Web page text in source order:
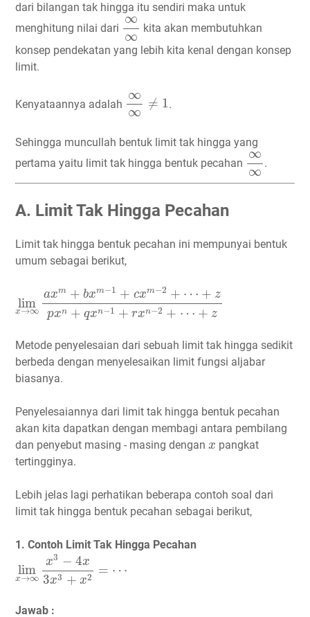
dari bilangan tak hingga itu sendiri maka untuk
menghitung nilai dari
∞
∞
∞∞
kita akan membutuhkan
konsep pendekatan yang lebih kita kenal dengan konsep
limit.
Kenyataannya adalah
∞
∞
≠ 1
∞∞
.
Sehingga muncullah bentuk limit tak hingga yang
pertama yaitu limit tak hingga bentuk pecahan
∞
∞
∞∞
.
A. Limit Tak Hingga Pecahan
Limit tak hingga bentuk pecahan ini mempunyai bentuk
umum sebagai berikut,
lim
x→∞
axm + bxm−1 + cxm−2 + ⋯ + z
pxn + qxn−1 + rxn−2 + ⋯ + z
∞a x m bxm − cxm − +
Metode penyelesaian dari sebuah limit tak hingga sedikit
berbeda dengan menyelesaikan limit fungsi aljabar
biasanya.
Penyelesaiannya dari limit tak hingga bentuk pecahan
akan kita dapatkan dengan membagi antara pembilang
dan penyebut masing - masing dengan x
x pangkat
tertingginya.
Lebih jelas lagi perhatikan beberapa contoh soal dari
limit tak hingga bentuk pecahan sebagai berikut,
1. Contoh Limit Tak Hingga Pecahan
lim
x→∞
x3 − 4x
3x3 + x2 = ⋯
limx→∞ x3−4 x3x 3+x2=⋯
Jawab :